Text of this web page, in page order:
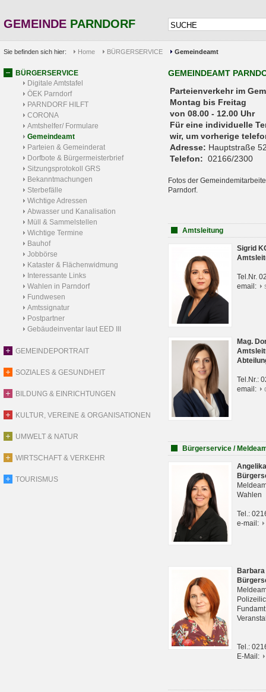
GEMEINDE PARNDORF
Sie befinden sich hier: Home BÜRGERSERVICE Gemeindeamt
BÜRGERSERVICE
Digitale Amtstafel
ÖEK Parndorf
PARNDORF HILFT
CORONA
Amtshelfer/ Formulare
Gemeindeamt
Parteien & Gemeinderat
Dorfbote & Bürgermeisterbrief
Sitzungsprotokoll GRS
Bekanntmachungen
Sterbefälle
Wichtige Adressen
Abwasser und Kanalisation
Müll & Sammelstellen
Wichtige Termine
Bauhof
Jobbörse
Kataster & Flächenwidmung
Interessante Links
Wahlen in Parndorf
Fundwesen
Amtssignatur
Postpartner
Gebäudeinventar laut EED III
GEMEINDEPORTRAIT
SOZIALES & GESUNDHEIT
BILDUNG & EINRICHTUNGEN
KULTUR, VEREINE & ORGANISATIONEN
UMWELT & NATUR
WIRTSCHAFT & VERKEHR
TOURISMUS
GEMEINDEAMT
Parteienverkehr
Montag bis Freitag
von 08.00 - 12.00 Uhr
Für eine individuelle
wir, um vorherige
Adresse: Hauptstraße
Telefon: 02166/2300
Fotos der
Parndorf.
Amtsleitung
Sigrid
Tel.Nr.
email:
Mag.
Tel.Nr.:
email:
Bürgerservice /
Wahlen
Tel.:
e-mail:
Tel.:
E-Mail: